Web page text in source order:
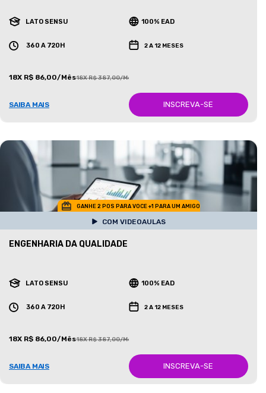
LATO SENSU 100% EAD
360 A 720H 2 A 12 MESES
18X R$ 86,00/Mês18X R$ 387,00/Mês
SAIBA MAIS INSCREVA-SE
GANHE 2 POS PARA VOCE +1 PARA UM AMIGO
COM VIDEOAULAS
ENGENHARIA DA QUALIDADE
LATO SENSU 100% EAD
360 A 720H 2 A 12 MESES
18X R$ 86,00/Mês18X R$ 387,00/Mês
SAIBA MAIS INSCREVA-SE